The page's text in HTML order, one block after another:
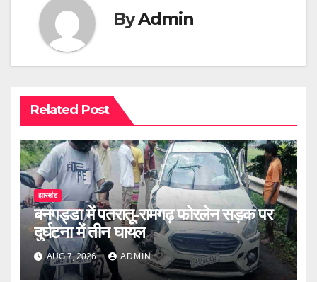
ByAdmin
Related Post
झारखंड
बनगड्डा में पतरातू-रामगढ़ फोरलेन सड़क पर
दुर्घटना में तीन घायल
AUG 7, 2026 ADMIN